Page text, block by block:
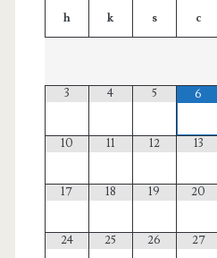
h k s c
3 4 5 6
10 11 12 13
17 18 19 20
24 25 26 27